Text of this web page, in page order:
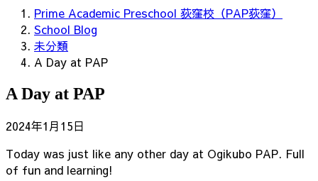
Prime Academic Preschool 荻窪校（PAP荻窪）
School Blog
未分類
A Day at PAP
A Day at PAP
2024年1月15日
Today was just like any other day at Ogikubo PAP. Full
of fun and learning!